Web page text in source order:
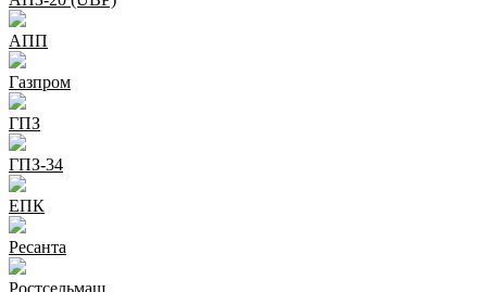
АПП
Газпром
ГПЗ
ГПЗ-34
ЕПК
Ресанта
Ростсельмаш